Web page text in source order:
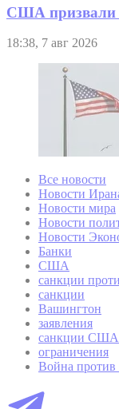
США призвали
18:38, 7 авг 2026
Все новости
Новости
Новости мира
Новости
Новости
Банки
США
санкции
санкции
Вашингтон
заявления
санкции США
ограничения
Война против